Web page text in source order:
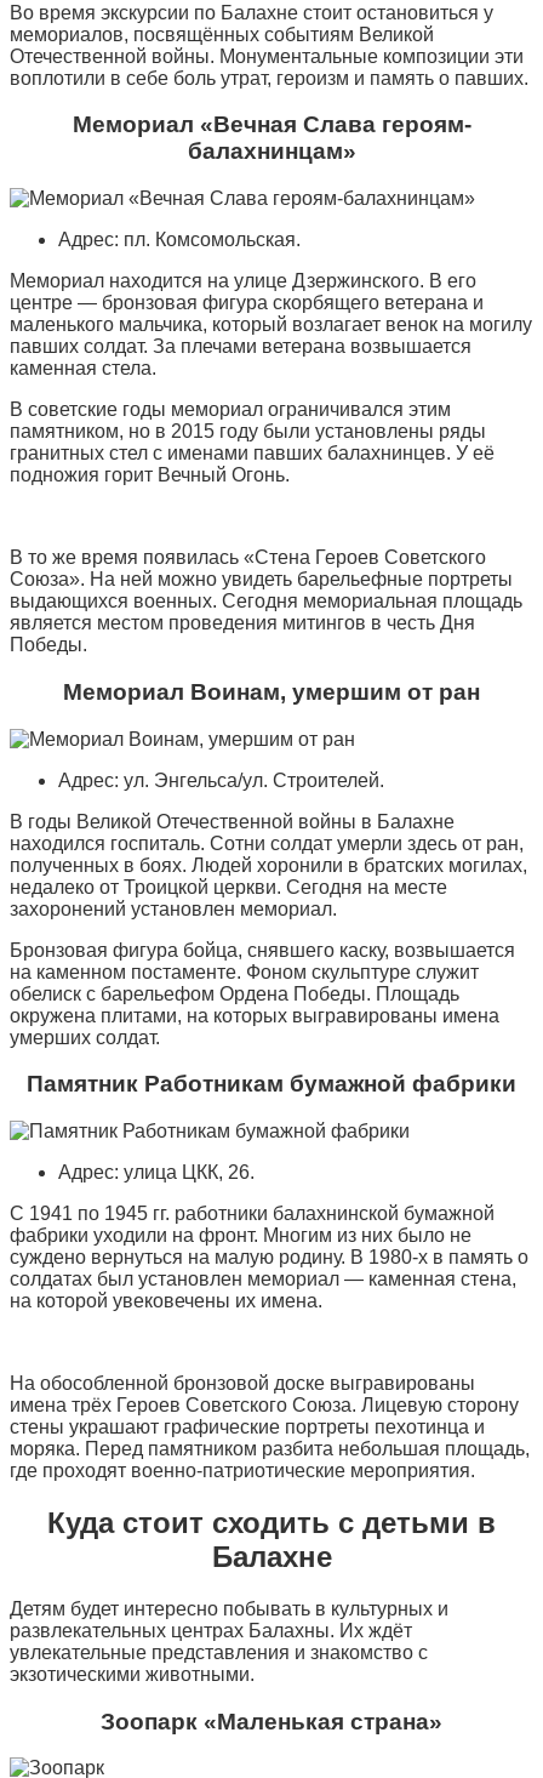
Во время экскурсии по Балахне стоит остановиться у
мемориалов, посвящённых событиям Великой
Отечественной войны. Монументальные композиции эти
воплотили в себе боль утрат, героизм и память о павших.
Мемориал «Вечная Слава героям-
балахнинцам»
Адрес: пл. Комсомольская.
Мемориал находится на улице Дзержинского. В его
центре — бронзовая фигура скорбящего ветерана и
маленького мальчика, который возлагает венок на могилу
павших солдат. За плечами ветерана возвышается
каменная стела.
В советские годы мемориал ограничивался этим
памятником, но в 2015 году были установлены ряды
гранитных стел с именами павших балахнинцев. У её
подножия горит Вечный Огонь.
В то же время появилась «Стена Героев Советского
Союза». На ней можно увидеть барельефные портреты
выдающихся военных. Сегодня мемориальная площадь
является местом проведения митингов в честь Дня
Победы.
Мемориал Воинам, умершим от ран
Адрес: ул. Энгельса/ул. Строителей.
В годы Великой Отечественной войны в Балахне
находился госпиталь. Сотни солдат умерли здесь от ран,
полученных в боях. Людей хоронили в братских могилах,
недалеко от Троицкой церкви. Сегодня на месте
захоронений установлен мемориал.
Бронзовая фигура бойца, снявшего каску, возвышается
на каменном постаменте. Фоном скульптуре служит
обелиск с барельефом Ордена Победы. Площадь
окружена плитами, на которых выгравированы имена
умерших солдат.
Памятник Работникам бумажной фабрики
Адрес: улица ЦКК, 26.
С 1941 по 1945 гг. работники балахнинской бумажной
фабрики уходили на фронт. Многим из них было не
суждено вернуться на малую родину. В 1980-х в память о
солдатах был установлен мемориал — каменная стена,
на которой увековечены их имена.
На обособленной бронзовой доске выгравированы
имена трёх Героев Советского Союза. Лицевую сторону
стены украшают графические портреты пехотинца и
моряка. Перед памятником разбита небольшая площадь,
где проходят военно-патриотические мероприятия.
Куда стоит сходить с детьми в
Балахне
Детям будет интересно побывать в культурных и
развлекательных центрах Балахны. Их ждёт
увлекательные представления и знакомство с
экзотическими животными.
Зоопарк «Маленькая страна»